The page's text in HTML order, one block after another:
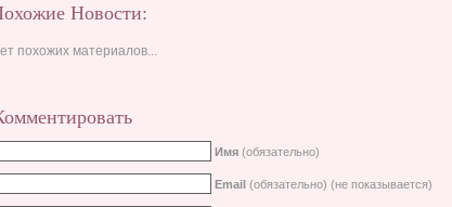
Новости:
похожих материалов...
Имя (обязательно)
Email (обязательно) (не показывается)